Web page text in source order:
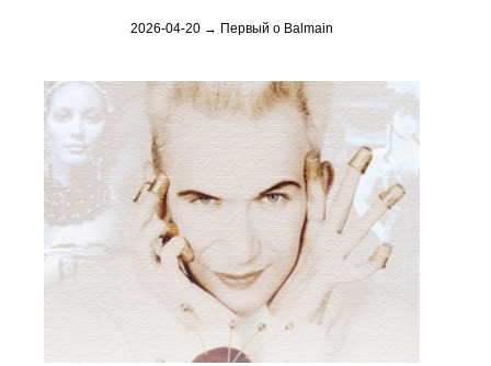
2026-04-20 → Первый о Balmain